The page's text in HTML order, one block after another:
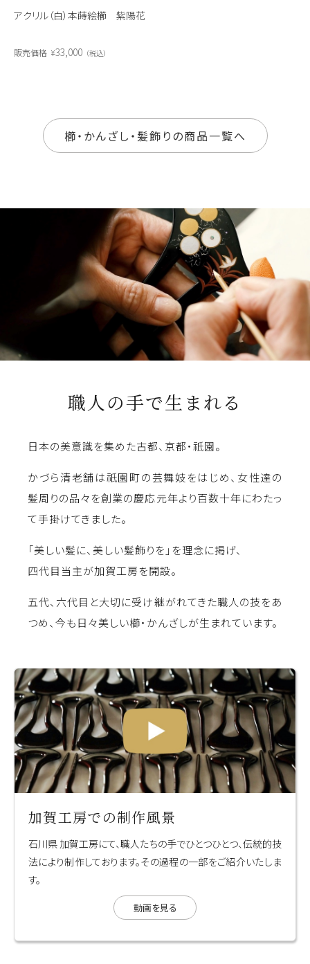
アクリル（白）本蒔絵櫛 紫陽花
販売価格 ¥33,000 税込
櫛・かんざし・髪飾りの商品一覧へ
職人の手で生まれる
日本の美意識を集めた古都、京都・祇園。
かづら清老舗は祇園町の芸舞妓をはじめ、女性達の
髪周りの品々を創業の慶応元年より百数十年にわたっ
て手掛けてきました。
「美しい髪に、美しい髪飾りを」を理念に掲げ、
四代目当主が加賀工房を開設。
五代、六代目と大切に受け継がれてきた職人の技をあ
つめ、今も日々美しい櫛・かんざしが生まれています。
加賀工房での制作風景
石川県 加賀工房にて、職人たちの手でひとつひとつ、伝統的技
法により制作しております。その過程の一部をご紹介いたしま
す。
動画を見る